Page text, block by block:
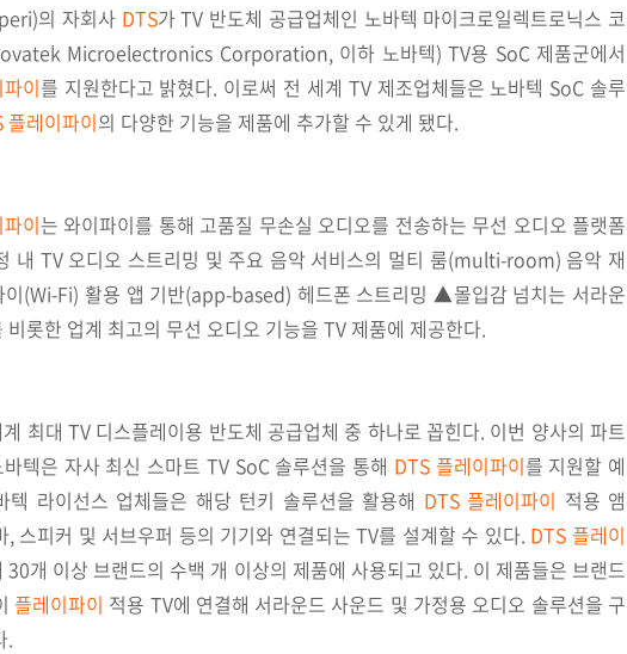
의 자회사 DTS가 TV 반도체 공급업체인 노바텍 마이크로일렉트로닉스 코
Microelectronics Corporation, 이하 노바텍) TV용 SoC 제품군에서
이를 지원한다고 밝혔다. 이로써 전 세계 TV 제조업체들은 노바텍 SoC 솔루
플레이파이의 다양한 기능을 제품에 추가할 수 있게 됐다.
이는 와이파이를 통해 고품질 무손실 오디오를 전송하는 무선 오디오 플랫폼
내 TV 오디오 스트리밍 및 주요 음악 서비스의 멀티 룸(multi-room) 음악 재
(Wi-Fi) 활용 앱 기반(app-based) 헤드폰 스트리밍 ▲몰입감 넘치는 서라운
비롯한 업계 최고의 무선 오디오 기능을 TV 제품에 제공한다.
최대 TV 디스플레이용 반도체 공급업체 중 하나로 꼽힌다. 이번 양사의 파트
텍은 자사 최신 스마트 TV SoC 솔루션을 통해 DTS 플레이파이를 지원할 예
텍 라이선스 업체들은 해당 턴키 솔루션을 활용해 DTS 플레이파이 적용 앰
, 스피커 및 서브우퍼 등의 기기와 연결되는 TV를 설계할 수 있다. DTS 플레이
30개 이상 브랜드의 수백 개 이상의 제품에 사용되고 있다. 이 제품들은 브랜드
플레이파이 적용 TV에 연결해 서라운드 사운드 및 가정용 오디오 솔루션을 구
.